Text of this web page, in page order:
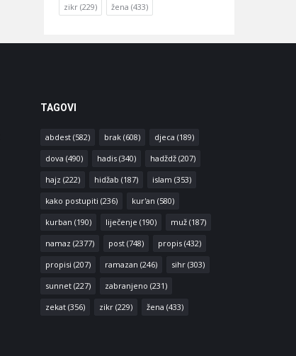
zikr (229) žena (433)
TAGOVI
abdest(582) brak(608) djeca (189)
dova (490) hadis(340) hadždž(207)
hajz (222) hidžab (187) islam (353)
kako postupiti (236) kur'an (580)
kurban (190) liječenje (190) muž(187)
namaz (2377) post(748) propis(432)
propisi (207) ramazan (246) sihr(303)
sunnet(227) zabranjeno (231)
zekat(356) zikr(229) žena (433)